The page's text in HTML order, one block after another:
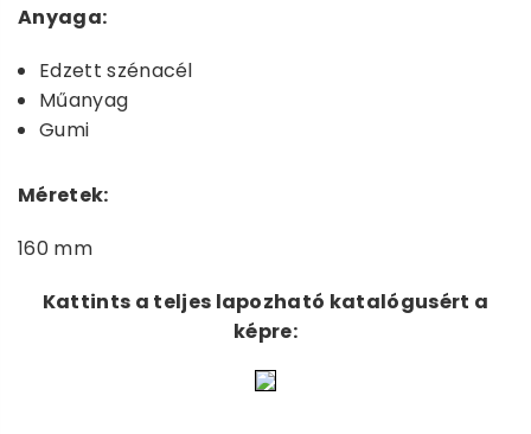
Anyaga:
Edzett szénacél
Műanyag
Gumi
Méretek:
160 mm
Kattints a teljes lapozható katalógusért a
képre: